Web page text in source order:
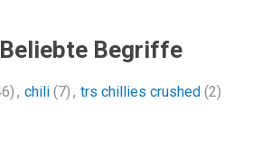
Beliebte Begriffe
, chili (7) , trs chillies crushed (2)